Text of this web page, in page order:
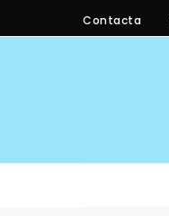
Contacta